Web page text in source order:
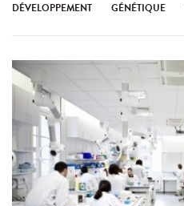
DÉVELOPPEMENT GÉNÉTIQUE